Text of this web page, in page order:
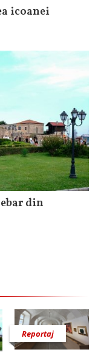
icoanei
din
Reportaj